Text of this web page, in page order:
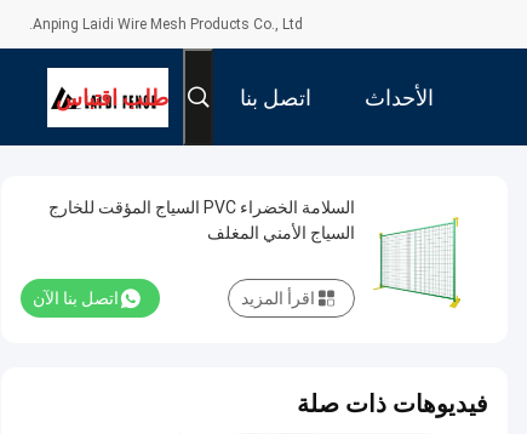
Anping Laidi Wire Mesh Products Co., Ltd.
الأحداث اتصل بنا طلب اقتباس
السلامة الخضراء PVC السياج المؤقت للخارج
السياج الأمني المغلف
اتصل بنا الآن اقرأ المزيد
فيديوهات ذات صلة